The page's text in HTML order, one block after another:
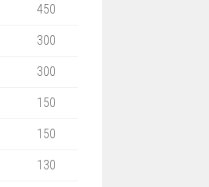
450
300
300
150
150
130